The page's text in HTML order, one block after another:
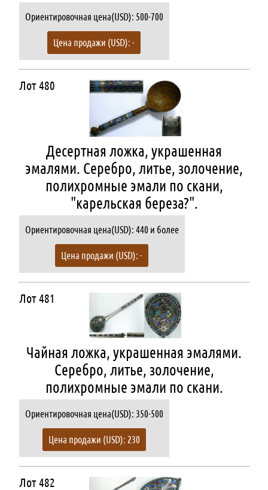
Ориентировочная цена(USD): 500-700
Цена продажи (USD): -
Лот 480
Десертная ложка, украшенная
эмалями. Серебро, литье, золочение,
полихромные эмали по скани,
"карельская береза?".
Ориентировочная цена(USD): 440 и более
Цена продажи (USD): -
Лот 481
Чайная ложка, украшенная эмалями.
Серебро, литье, золочение,
полихромные эмали по скани.
Ориентировочная цена(USD): 350-500
Цена продажи (USD): 230
Лот 482